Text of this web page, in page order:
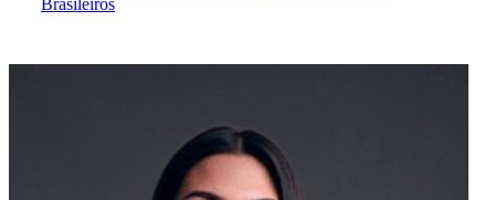
Brasileiros